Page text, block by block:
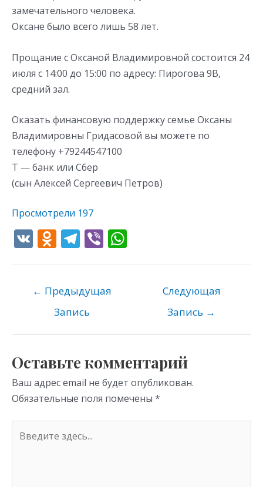
замечательного человека.
Оксане было всего лишь 58 лет.
Прощание с Оксаной Владимировной состоится 24
июля с 14:00 до 15:00 по адресу: Пирогова 9В,
средний зал.
Оказать финансовую поддержку семье Оксаны
Владимировны Гридасовой вы можете по
телефону +79244547100
Т — банк или Сбер
(сын Алексей Сергеевич Петров)
Просмотрели 197
V O
o
kl
as
ni
ki
T
gr
a
m
Vi
p
← Предыдущая
Запись
Следующая
Запись →
Оставьте комментарий
Ваш адрес email не будет опубликован.
Обязательные поля помечены *
здесь...